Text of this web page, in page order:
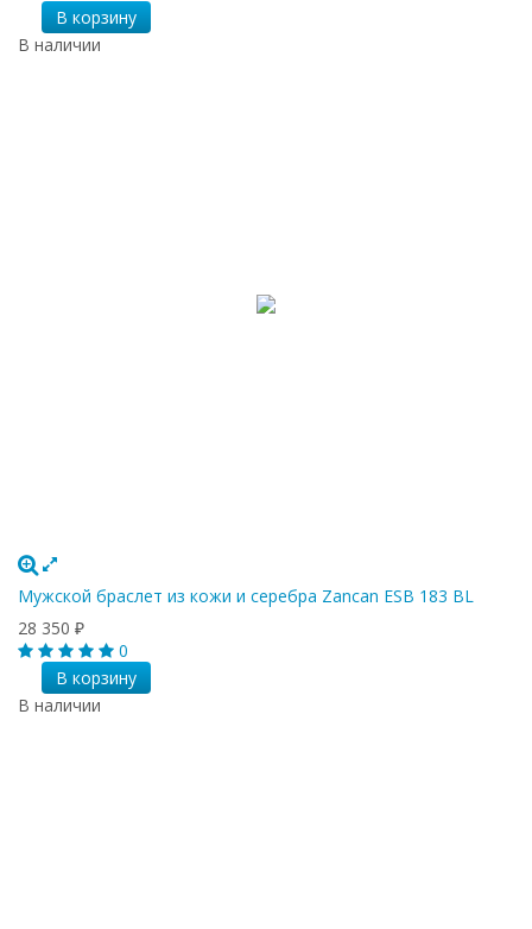
В корзину
В наличии
Мужской браслет из кожи и серебра Zancan ESB 183 BL
28 350 ₽
0
В корзину
В наличии